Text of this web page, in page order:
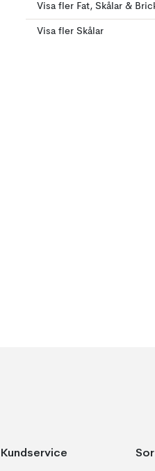
Visa fler Fat, Skålar &
Visa fler Skålar
Kundservice